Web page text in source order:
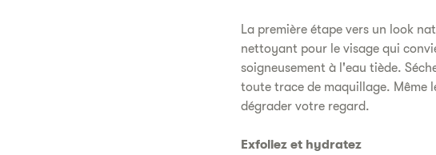
La première étape vers un look
nettoyant pour le visage qui
soigneusement à l'eau tiède.
toute trace de maquillage. Même
dégrader votre regard.
Exfoliez et hydratez